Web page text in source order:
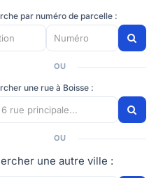
par numéro de parcelle :
OU
une rue à Boisse :
OU
une autre ville :